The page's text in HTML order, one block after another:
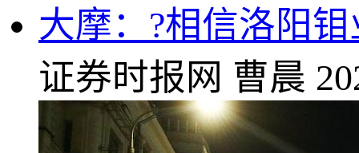
大摩：?相信洛阳
证券时报网 曹晨